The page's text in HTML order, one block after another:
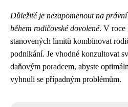
Důležité je nezapomenout na
během rodičovské dovolené. V roce
stanovených limitů kombinovat
podnikání. Je vhodné konzultovat
daňovým poradcem, abyste
vyhnuli se případným problémům.